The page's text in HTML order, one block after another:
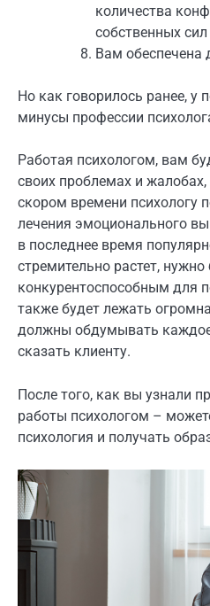
количества
собственных
Вам обеспечена
Но как говорилось ранее, у
минусы профессии
Работая психологом, вам
своих проблемах и
скором времени психологу
лечения эмоционального
в последнее время
стремительно растет, нужно
конкурентоспособным для
также будет лежать
должны обдумывать
сказать клиенту.
После того, как вы узнали
работы психологом –
психология и получать